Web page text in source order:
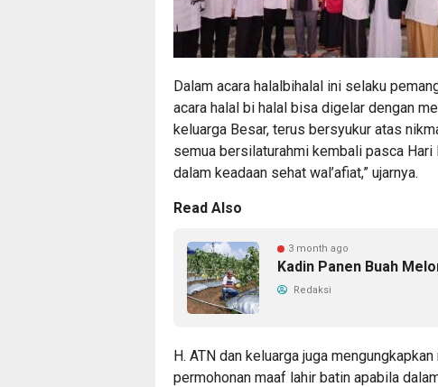
Dalam acara halalbihalal ini selaku
acara halal bi halal bisa digelar dengan
keluarga Besar, terus bersyukur atas
semua bersilaturahmi kembali pasca
dalam keadaan sehat wal’afiat,” ujarnya.
Read Also
3 month ago
Kadin Panen Buah
Redaksi
H. ATN dan keluarga juga
permohonan maaf lahir batin apabila